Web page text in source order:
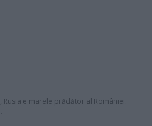
Rusia e marele prădător al României.